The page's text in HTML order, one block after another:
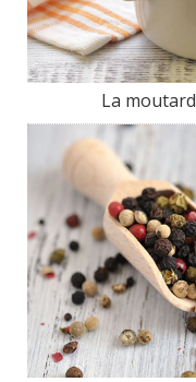
La